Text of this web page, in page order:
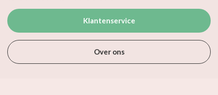
Klantenservice
Over ons